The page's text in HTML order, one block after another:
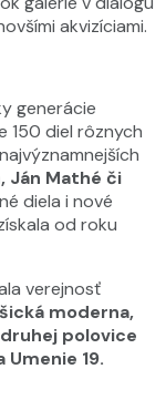
akvizíciami.
generácie
150 diel rôznych
Ján Mathé či
diela i nové
od roku
verejnosť
moderna,
polovice
19.